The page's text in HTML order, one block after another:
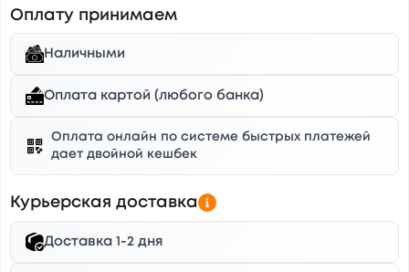
Оплату принимаем
Наличными
Оплата картой (любого банка)
Оплата онлайн по системе быстрых платежей
дает двойной кешбек
Курьерская доставка
Доставка 1-2 дня